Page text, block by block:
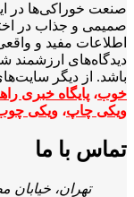
صنعت خوراکی‌ها در
صمیمی و جذاب در
اطلاعات مفید و
دیدگاه‌های ارزشمند
باشد. از دیگر
خوب، پایگاه خبری
ویکی چاپ، ویکی
تماس با ما
تهران، خیابان